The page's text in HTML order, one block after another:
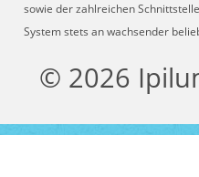
sowie der zahlreichen
System stets an wachsender
© 2026